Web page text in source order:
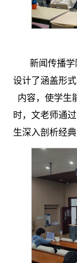
新闻传播
设计了涵盖形
内容，使学生
时，文老师通
生深入剖析经